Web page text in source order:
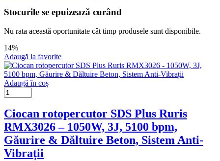
Stocurile se epuizează curând
Nu rata această oportunitate cât timp produsele sunt disponibile.
14%
Adaugă la favorite
Adaugă în coș
Ciocan rotopercutor SDS Plus Ruris
RMX3026 – 1050W, 3J, 5100 bpm,
Găurire & Dăltuire Beton, Sistem Anti-
Vibrații